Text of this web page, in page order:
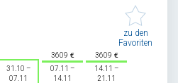
zu den
Favoriten
31.10 –
07.11
3609
07.11 –
14.11
3609
14.11 –
21.11